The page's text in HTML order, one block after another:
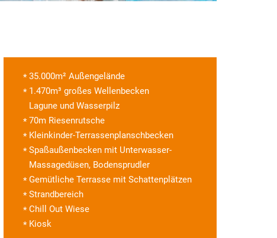
35.000m² Außengelände
1.470m³ großes Wellenbecken
Lagune und Wasserpilz
70m Riesenrutsche
Kleinkinder-Terrassenplanschbecken
Spaßaußenbecken mit Unterwasser-
Massagedüsen, Bodensprudler
Gemütliche Terrasse mit Schattenplätzen
Strandbereich
Chill Out Wiese
Kiosk